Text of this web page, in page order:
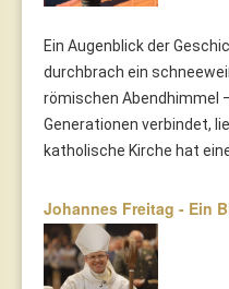
Ein Augenblick der
durchbrach ein
römischen Abendhimmel
Generationen verbindet,
katholische Kirche hat
Johannes Freitag - Ein